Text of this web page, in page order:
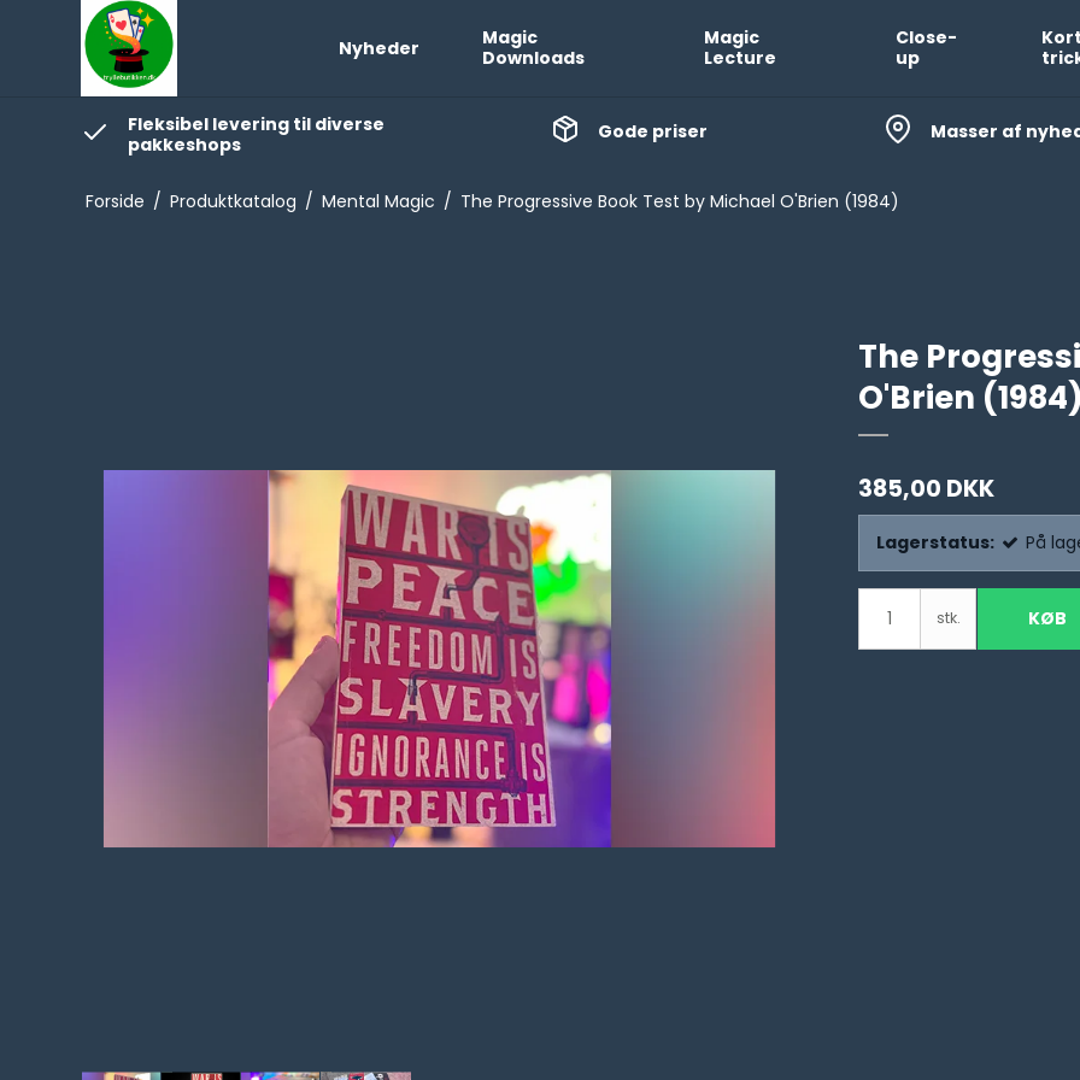
Nyheder
Magic
Downloads
Magic
Lecture
Close-
up
Fleksibel levering til diverse
pakkeshops
Gode priser Masser af
Forside / Produktkatalog / Mental Magic / The Progressive Book Test by Michael O'Brien (1984)
The
O'Brien
385,00 DKK
Lagerstatus: På
stk. KØB